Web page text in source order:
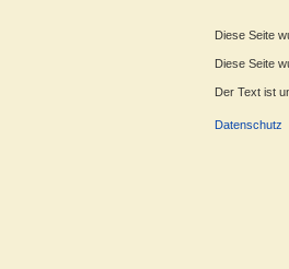
Diese Seite
Diese Seite
Der Text ist
Datenschutz